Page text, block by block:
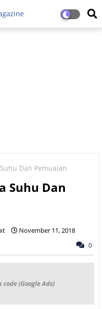
Dan Pemuaian
Suhu Dan
November 11, 2018
0
code (Google Ads)